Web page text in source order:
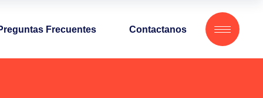
Frecuentes Contactanos